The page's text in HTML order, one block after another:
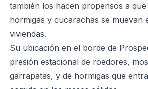
también los hacen propensos a
hormigas y cucarachas se muevan
viviendas.
Su ubicación en el borde de
presión estacional de roedores,
garrapatas, y de hormigas que